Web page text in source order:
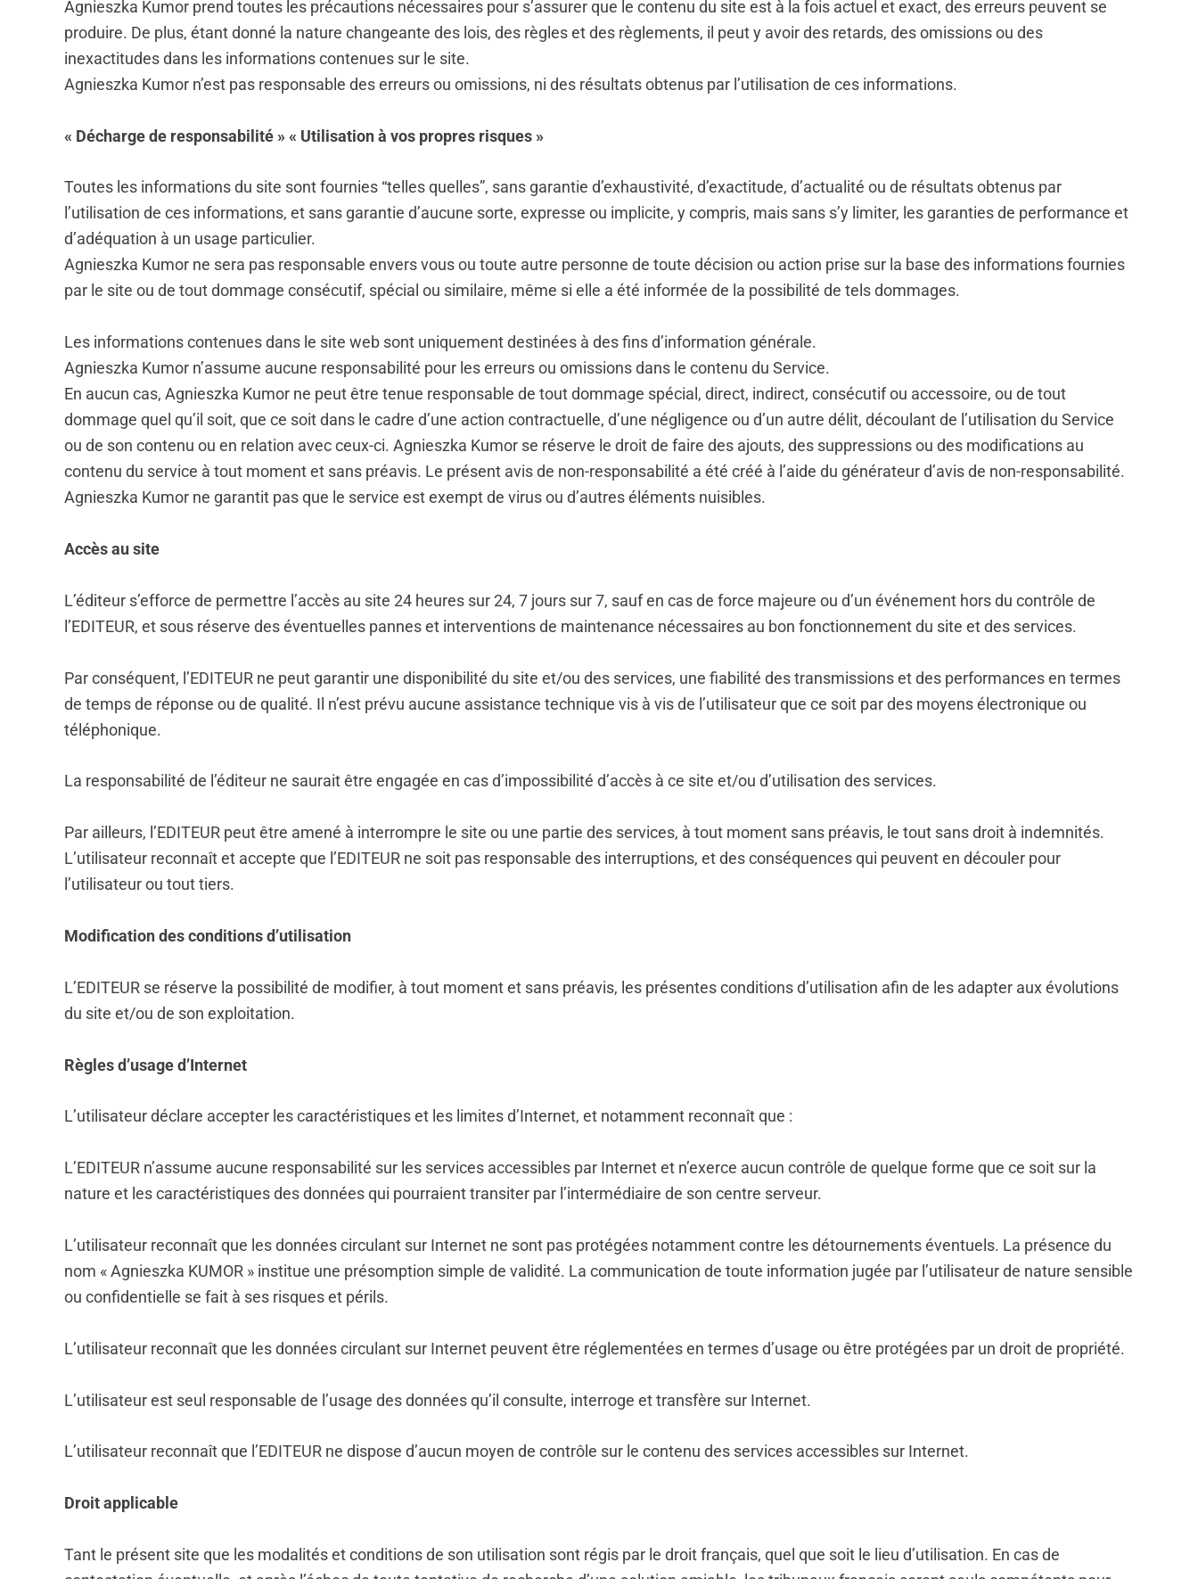
Agnieszka Kumor prend toutes les précautions nécessaires pour s’assurer que le contenu du site est à la fois actuel et exact, des erreurs peuvent se
produire. De plus, étant donné la nature changeante des lois, des règles et des règlements, il peut y avoir des retards, des omissions ou des
inexactitudes dans les informations contenues sur le site.
Agnieszka Kumor n’est pas responsable des erreurs ou omissions, ni des résultats obtenus par l’utilisation de ces informations.
« Décharge de responsabilité » « Utilisation à vos propres risques »
Toutes les informations du site sont fournies “telles quelles”, sans garantie d’exhaustivité, d’exactitude, d’actualité ou de résultats obtenus par
l’utilisation de ces informations, et sans garantie d’aucune sorte, expresse ou implicite, y compris, mais sans s’y limiter, les garanties de performance et
d’adéquation à un usage particulier.
Agnieszka Kumor ne sera pas responsable envers vous ou toute autre personne de toute décision ou action prise sur la base des informations fournies
par le site ou de tout dommage consécutif, spécial ou similaire, même si elle a été informée de la possibilité de tels dommages.
Les informations contenues dans le site web sont uniquement destinées à des fins d’information générale.
Agnieszka Kumor n’assume aucune responsabilité pour les erreurs ou omissions dans le contenu du Service.
En aucun cas, Agnieszka Kumor ne peut être tenue responsable de tout dommage spécial, direct, indirect, consécutif ou accessoire, ou de tout
dommage quel qu’il soit, que ce soit dans le cadre d’une action contractuelle, d’une négligence ou d’un autre délit, découlant de l’utilisation du Service
ou de son contenu ou en relation avec ceux-ci. Agnieszka Kumor se réserve le droit de faire des ajouts, des suppressions ou des modifications au
contenu du service à tout moment et sans préavis. Le présent avis de non-responsabilité a été créé à l’aide du générateur d’avis de non-responsabilité.
Agnieszka Kumor ne garantit pas que le service est exempt de virus ou d’autres éléments nuisibles.
Accès au site
L’éditeur s’efforce de permettre l’accès au site 24 heures sur 24, 7 jours sur 7, sauf en cas de force majeure ou d’un événement hors du contrôle de
l’EDITEUR, et sous réserve des éventuelles pannes et interventions de maintenance nécessaires au bon fonctionnement du site et des services.
Par conséquent, l’EDITEUR ne peut garantir une disponibilité du site et/ou des services, une fiabilité des transmissions et des performances en termes
de temps de réponse ou de qualité. Il n’est prévu aucune assistance technique vis à vis de l’utilisateur que ce soit par des moyens électronique ou
téléphonique.
La responsabilité de l’éditeur ne saurait être engagée en cas d’impossibilité d’accès à ce site et/ou d’utilisation des services.
Par ailleurs, l’EDITEUR peut être amené à interrompre le site ou une partie des services, à tout moment sans préavis, le tout sans droit à indemnités.
L’utilisateur reconnaît et accepte que l’EDITEUR ne soit pas responsable des interruptions, et des conséquences qui peuvent en découler pour
l’utilisateur ou tout tiers.
Modification des conditions d’utilisation
L’EDITEUR se réserve la possibilité de modifier, à tout moment et sans préavis, les présentes conditions d’utilisation afin de les adapter aux évolutions
du site et/ou de son exploitation.
Règles d’usage d’Internet
L’utilisateur déclare accepter les caractéristiques et les limites d’Internet, et notamment reconnaît que :
L’EDITEUR n’assume aucune responsabilité sur les services accessibles par Internet et n’exerce aucun contrôle de quelque forme que ce soit sur la
nature et les caractéristiques des données qui pourraient transiter par l’intermédiaire de son centre serveur.
L’utilisateur reconnaît que les données circulant sur Internet ne sont pas protégées notamment contre les détournements éventuels. La présence du
nom « Agnieszka KUMOR » institue une présomption simple de validité. La communication de toute information jugée par l’utilisateur de nature sensible
ou confidentielle se fait à ses risques et périls.
L’utilisateur reconnaît que les données circulant sur Internet peuvent être réglementées en termes d’usage ou être protégées par un droit de propriété.
L’utilisateur est seul responsable de l’usage des données qu’il consulte, interroge et transfère sur Internet.
L’utilisateur reconnaît que l’EDITEUR ne dispose d’aucun moyen de contrôle sur le contenu des services accessibles sur Internet.
Droit applicable
Tant le présent site que les modalités et conditions de son utilisation sont régis par le droit français, quel que soit le lieu d’utilisation. En cas de